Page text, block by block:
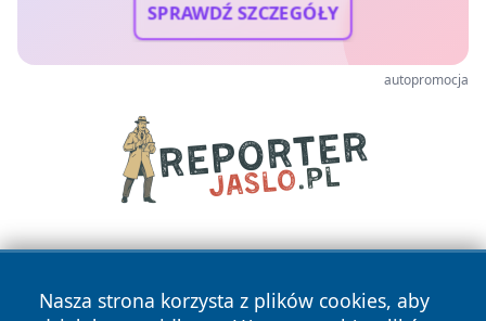
SPRAWDŹ SZCZEGÓŁY
autopromocja
Nasza strona korzysta z plików cookies, aby